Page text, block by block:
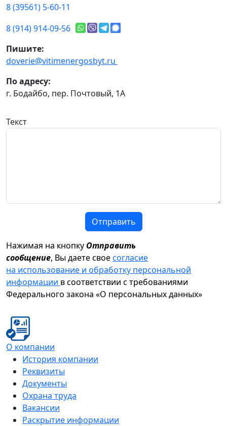
8 (39561) 5-60-11
8 (914) 914-09-56
Пишите:
doverie@vitimenergosbyt.ru
По адресу:
г. Бодайбо, пер. Почтовый, 1А
Текст
Отправить
Нажимая на кнопку Отправить
сообщение, Вы даете своесогласие
на использование и обработку персональной
информации в соответствии с требованиями
Федерального закона «О персональных данных»
О компании
История компании
Реквизиты
Документы
Охрана труда
Вакансии
Раскрытие информации